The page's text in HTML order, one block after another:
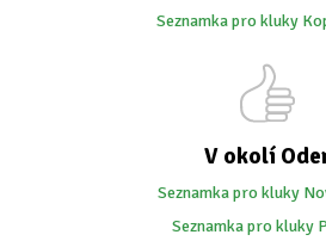
Seznamka pro kluky
V okolí
Seznamka pro kluky
Seznamka pro kluky